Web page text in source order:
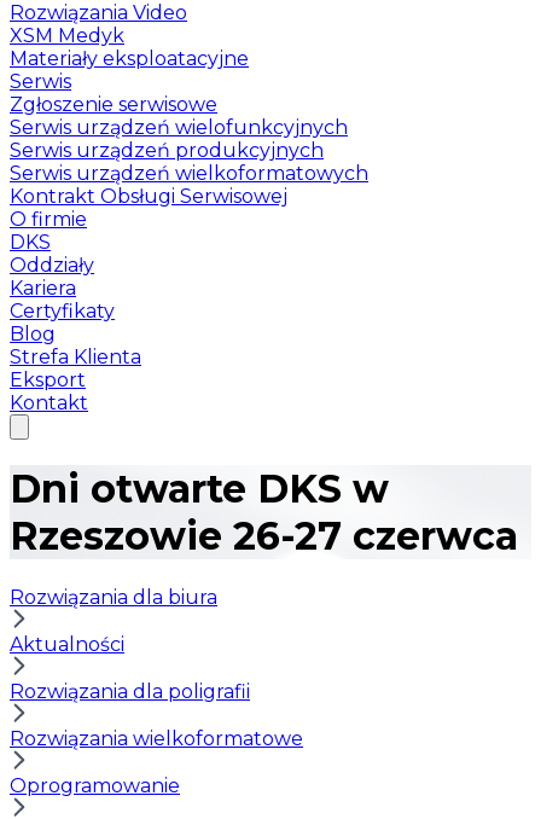
Rozwiązania Video
XSM Medyk
Materiały eksploatacyjne
Serwis
Zgłoszenie serwisowe
Serwis urządzeń wielofunkcyjnych
Serwis urządzeń produkcyjnych
Serwis urządzeń wielkoformatowych
Kontrakt Obsługi Serwisowej
O firmie
DKS
Oddziały
Kariera
Certyfikaty
Blog
Strefa Klienta
Eksport
Kontakt
Dni otwarte DKS w
Rzeszowie 26-27 czerwca
Rozwiązania dla biura
Aktualności
Rozwiązania dla poligrafii
Rozwiązania wielkoformatowe
Oprogramowanie